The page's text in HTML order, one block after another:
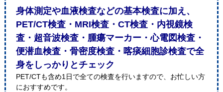
身体測定や血液検査などの基本検査に加え、
PET/CT検査・MRI検査・CT検査・内視鏡検
査・超音波検査・腫瘍マーカー・心電図検査・
便潜血検査・骨密度検査・喀痰細胞診検査で全
身をしっかりとチェック
PET/CTも含め1日で全ての検査を行いますので、お忙しい方
におすすめです。